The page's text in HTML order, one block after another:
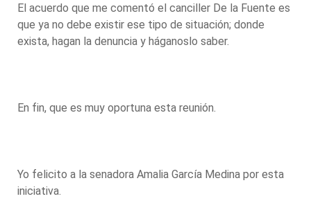
El acuerdo que me comentó el canciller De la Fuente es
que ya no debe existir ese tipo de situación; donde
exista, hagan la denuncia y háganoslo saber.
En fin, que es muy oportuna esta reunión.
Yo felicito a la senadora Amalia García Medina por esta
iniciativa.